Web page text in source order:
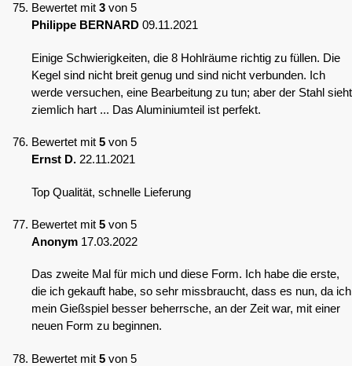
Bewertet mit 3 von 5
Philippe BERNARD 09.11.2021
Einige Schwierigkeiten, die 8 Hohlräume richtig zu füllen. Die
Kegel sind nicht breit genug und sind nicht verbunden. Ich
werde versuchen, eine Bearbeitung zu tun; aber der Stahl sieht
ziemlich hart ... Das Aluminiumteil ist perfekt.
Bewertet mit 5 von 5
Ernst D. 22.11.2021
Top Qualität, schnelle Lieferung
Bewertet mit 5 von 5
Anonym 17.03.2022
Das zweite Mal für mich und diese Form. Ich habe die erste,
die ich gekauft habe, so sehr missbraucht, dass es nun, da ich
mein Gießspiel besser beherrsche, an der Zeit war, mit einer
neuen Form zu beginnen.
Bewertet mit 5 von 5